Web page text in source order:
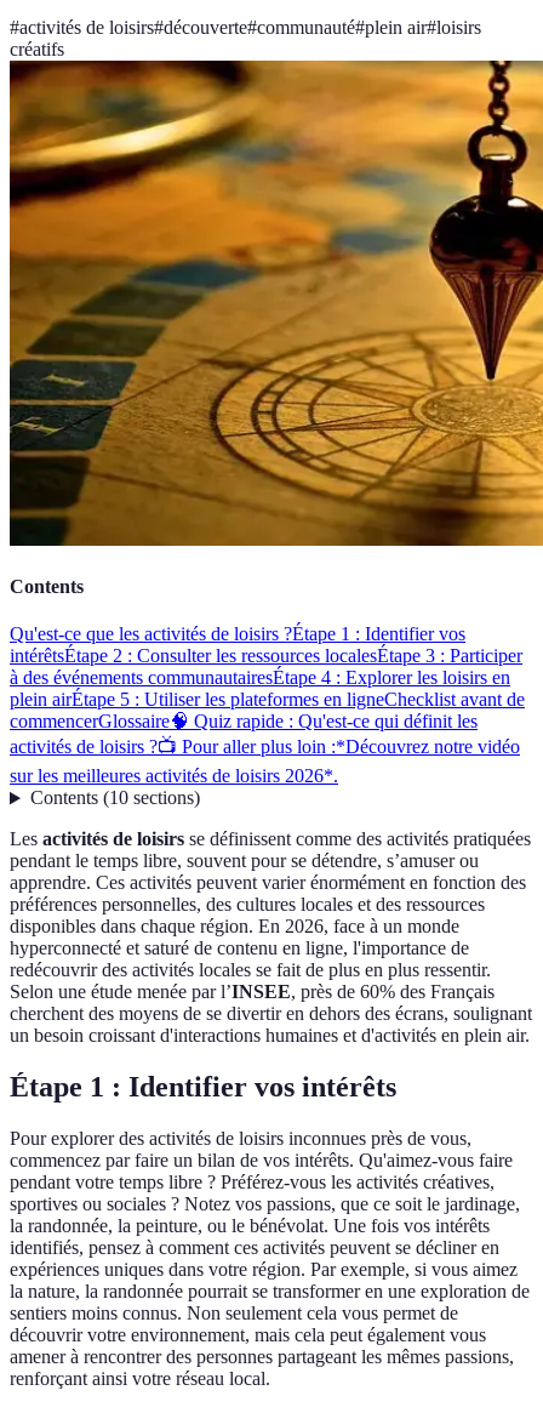
#activités de loisirs#découverte#communauté#plein air#loisirs
créatifs
Contents
Qu'est-ce que les activités de loisirs ?Étape 1 : Identifier vos
intérêtsÉtape 2 : Consulter les ressources localesÉtape 3 : Participer
à des événements communautairesÉtape 4 : Explorer les loisirs en
plein airÉtape 5 : Utiliser les plateformes en ligneChecklist avant de
commencerGlossaire🧠 Quiz rapide : Qu'est-ce qui définit les
activités de loisirs ?📺 Pour aller plus loin :*Découvrez notre vidéo
sur les meilleures activités de loisirs 2026*.
Contents(10 sections)
Les activités de loisirs se définissent comme des activités pratiquées
pendant le temps libre, souvent pour se détendre, s’amuser ou
apprendre. Ces activités peuvent varier énormément en fonction des
préférences personnelles, des cultures locales et des ressources
disponibles dans chaque région. En 2026, face à un monde
hyperconnecté et saturé de contenu en ligne, l'importance de
redécouvrir des activités locales se fait de plus en plus ressentir.
Selon une étude menée par l’INSEE, près de 60% des Français
cherchent des moyens de se divertir en dehors des écrans, soulignant
un besoin croissant d'interactions humaines et d'activités en plein air.
Étape 1 : Identifier vos intérêts
Pour explorer des activités de loisirs inconnues près de vous,
commencez par faire un bilan de vos intérêts. Qu'aimez-vous faire
pendant votre temps libre ? Préférez-vous les activités créatives,
sportives ou sociales ? Notez vos passions, que ce soit le jardinage,
la randonnée, la peinture, ou le bénévolat. Une fois vos intérêts
identifiés, pensez à comment ces activités peuvent se décliner en
expériences uniques dans votre région. Par exemple, si vous aimez
la nature, la randonnée pourrait se transformer en une exploration de
sentiers moins connus. Non seulement cela vous permet de
découvrir votre environnement, mais cela peut également vous
amener à rencontrer des personnes partageant les mêmes passions,
renforçant ainsi votre réseau local.